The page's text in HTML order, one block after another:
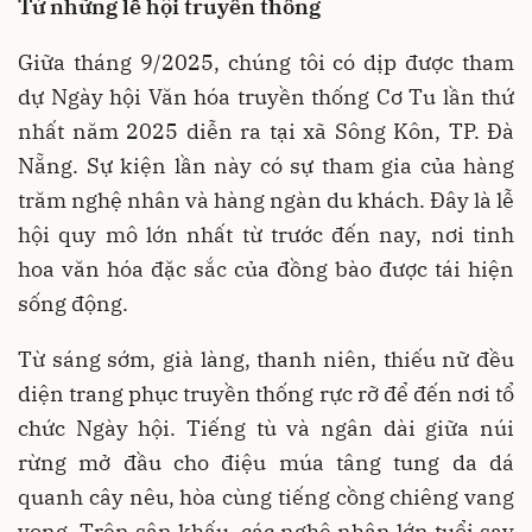
Từ những lễ hội truyền thống
Giữa tháng 9/2025, chúng tôi có dịp được tham
dự Ngày hội Văn hóa truyền thống Cơ Tu lần thứ
nhất năm 2025 diễn ra tại xã Sông Kôn, TP. Đà
Nẵng. Sự kiện lần này có sự tham gia của hàng
trăm nghệ nhân và hàng ngàn du khách. Đây là lễ
hội quy mô lớn nhất từ trước đến nay, nơi tinh
hoa văn hóa đặc sắc của đồng bào được tái hiện
sống động.
Từ sáng sớm, già làng, thanh niên, thiếu nữ đều
diện trang phục truyền thống rực rỡ để đến nơi tổ
chức Ngày hội. Tiếng tù và ngân dài giữa núi
rừng mở đầu cho điệu múa tâng tung da dá
quanh cây nêu, hòa cùng tiếng cồng chiêng vang